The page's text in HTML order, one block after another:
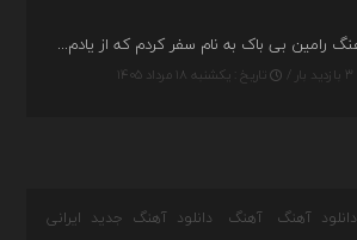
دانلود آهنگ رامین بی باک به نام سفر کردم که از یادم بری دیدم نمیشه
تاریخ : یکشنبه ۱۸ مرداد ۱۴۰۵
دانلود آهنگ آهنگ
دانلود آهنگ جدید ایرانی